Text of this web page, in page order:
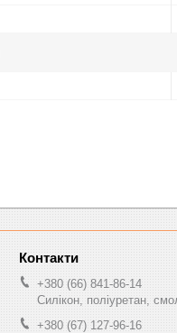
+380 (66) 841-86-14
Силікон, поліуретан,
+380 (67) 127-96-16